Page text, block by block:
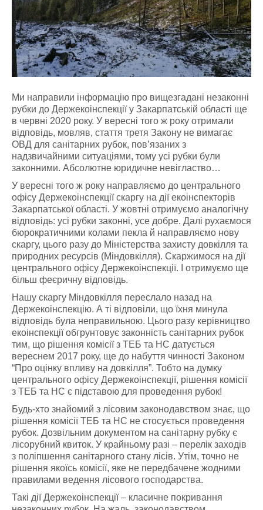
Ми направили інформацію про вищезгадані незаконні
рубки до Держекоінспекції у Закарпатській області ще
в червні 2020 року. У вересні того ж року отримали
відповідь, мовляв, стаття третя Закону не вимагає
ОВД для санітарних рубок, пов’язаних з
надзвичайними ситуаціями, тому усі рубки були
законними. Абсолютне юридичне невігластво…
У вересні того ж року направляємо до центрального
офісу Держекоінспекції скаргу на дії екоінспекторів
Закарпатської області. У жовтні отримуємо аналогічну
відповідь: усі рубки законні, усе добре. Далі рухаємося
бюрократичними колами пекла й направляємо нову
скаргу, цього разу до Міністерства захисту довкілля та
природних ресурсів (Міндовкілля). Скаржимося на дії
центрального офісу Держекоінспекції. І отримуємо ще
більш феєричну відповідь.
Нашу скаргу Міндовкілля переслало назад на
Держекоінспекцію. А ті відповіли, що їхня минула
відповідь була неправильною. Цього разу керівництво
екоінспекції обгрунтовує законність санітарних рубок
тим, що рішення комісії з ТЕБ та НС датується
вереснем 2017 року, ще до набуття чинності Законом
“Про оцінку впливу на довкілля”. Тобто на думку
центрального офісу Держекоінспекції, рішення комісії
з ТЕБ та НС є підставою для проведення рубок!
Будь-хто знайомий з лісовим законодавством знає, що
рішення комісії ТЕБ та НС не стосується проведення
рубок. Дозвільним документом на санітарну рубку є
лісорубний квиток. У крайньому разі – перелік заходів
з поліпшення санітарного стану лісів. Утім, точно не
рішення якоїсь комісії, яке не передбачене жодними
правилами ведення лісового господарства.
Такі дії Держекоінспекції – класичне покривання